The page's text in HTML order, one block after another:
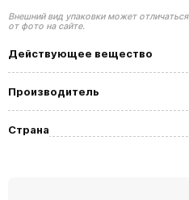
Внешний вид упаковки может отличаться
от фото на сайте.
Действующее вещество
Производитель
Страна